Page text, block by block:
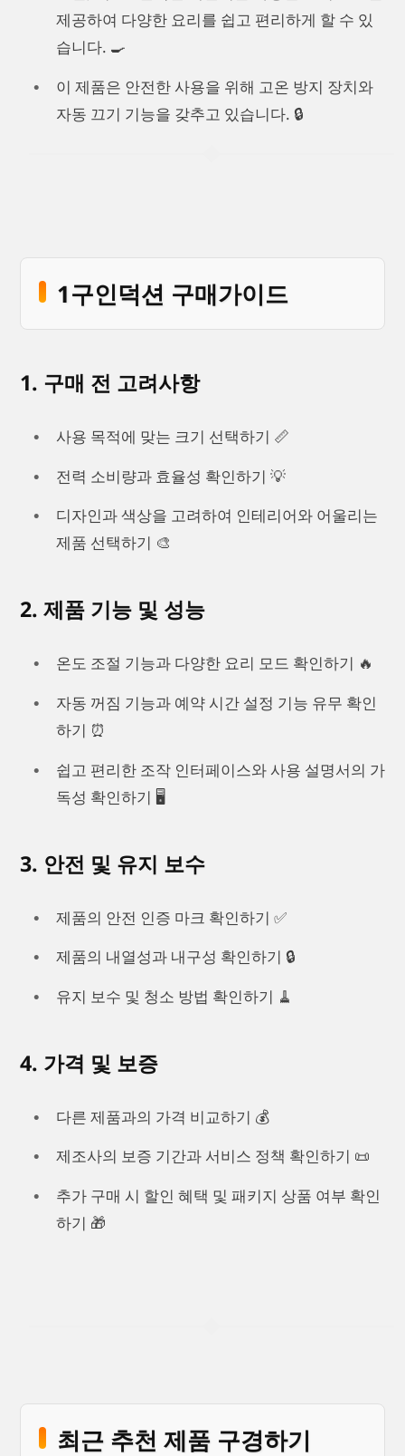
제공하여 다양한 요리를 쉽고 편리하게 할 수 있
습니다. 🍳
이 제품은 안전한 사용을 위해 고온 방지 장치와
자동 끄기 기능을 갖추고 있습니다. 🔒
1구인덕션 구매가이드
1. 구매 전 고려사항
사용 목적에 맞는 크기 선택하기 📏
전력 소비량과 효율성 확인하기 💡
디자인과 색상을 고려하여 인테리어와 어울리는
제품 선택하기 🎨
2. 제품 기능 및 성능
온도 조절 기능과 다양한 요리 모드 확인하기 🔥
자동 꺼짐 기능과 예약 시간 설정 기능 유무 확인
하기 ⏰
쉽고 편리한 조작 인터페이스와 사용 설명서의 가
독성 확인하기 🖥️
3. 안전 및 유지 보수
제품의 안전 인증 마크 확인하기 ✅
제품의 내열성과 내구성 확인하기 🔒
유지 보수 및 청소 방법 확인하기 🧹
4. 가격 및 보증
다른 제품과의 가격 비교하기 💰
제조사의 보증 기간과 서비스 정책 확인하기 📜
추가 구매 시 할인 혜택 및 패키지 상품 여부 확인
하기 🎁
최근 추천 제품 구경하기